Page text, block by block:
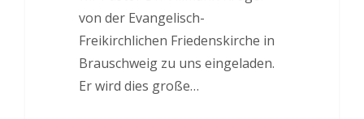
von der Evangelisch-
Freikirchlichen Friedenskirche in
Brauschweig zu uns eingeladen.
Er wird dies große…